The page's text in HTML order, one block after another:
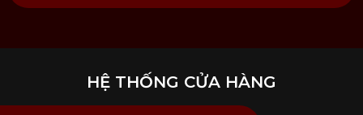
Kitchen Koncept
HỆ THỐNG CỬA HÀNG